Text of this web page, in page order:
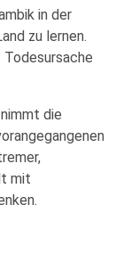
in der
zu lernen.
Todesursache
die
mit